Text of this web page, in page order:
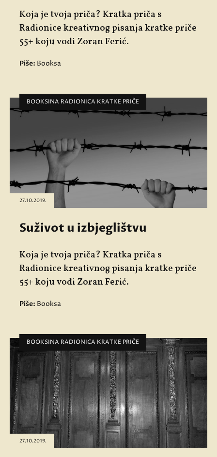
Koja je tvoja priča? Kratka priča s
Radionice kreativnog pisanja kratke priče
55+ koju vodi Zoran Ferić.
Piše: Booksa
BOOKSINA RADIONICA KRATKE PRIČE
27.10.2019.
Suživot u izbjeglištvu
Koja je tvoja priča? Kratka priča s
Radionice kreativnog pisanja kratke priče
55+ koju vodi Zoran Ferić.
Piše: Booksa
BOOKSINA RADIONICA KRATKE PRIČE
27.10.2019.